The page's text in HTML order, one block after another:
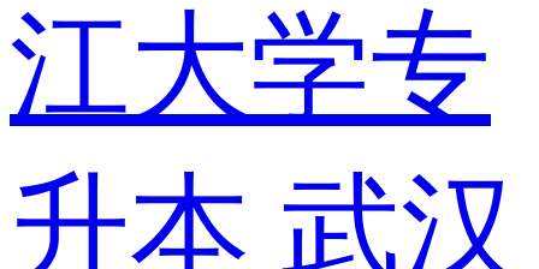
江大学专
升本 武汉